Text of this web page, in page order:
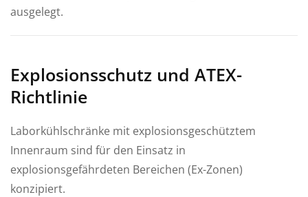
ausgelegt.
Explosionsschutz und ATEX-
Richtlinie
Laborkühlschränke mit explosionsgeschütztem
Innenraum sind für den Einsatz in
explosionsgefährdeten Bereichen (Ex-Zonen)
konzipiert.